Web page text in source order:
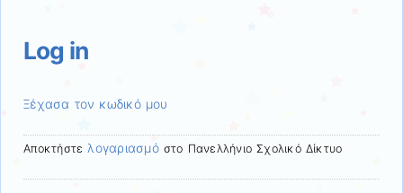
page
Log in
Ξέχασα τον κωδικό μου
Αποκτήστελογαριασμόστο Πανελλήνιο Σχολικό Δίκτυο